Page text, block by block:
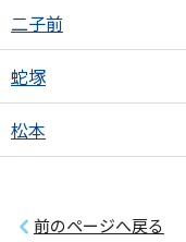
二子前
蛇塚
松本
前のページへ戻る